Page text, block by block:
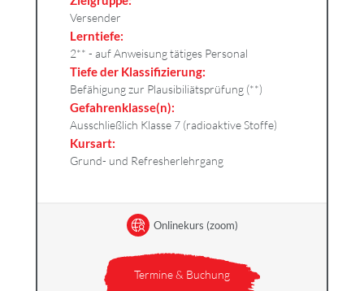
Versender
Lerntiefe:
2** - auf Anweisung tätiges Personal
Tiefe der Klassifizierung:
Befähigung zur Plausibiliätsprüfung (**)
Gefahrenklasse(n):
Ausschließlich Klasse 7 (radioaktive Stoffe)
Kursart:
Grund- und Refresherlehrgang
Termine & Buchung
Onlinekurs (zoom)